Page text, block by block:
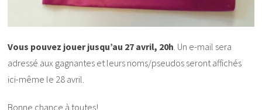
Vous pouvez jouer jusqu’au 27 avril, 20h . Un e-mail sera
adressé aux gagnantes et leurs noms/pseudos seront affichés
ici-même le 28 avril.
Bonne chance à toutes!